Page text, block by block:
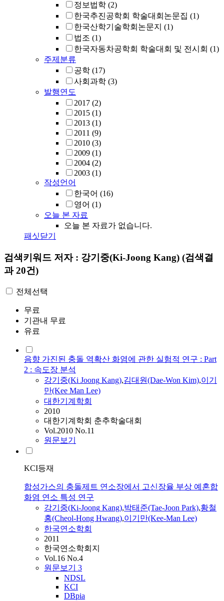
정보법학 (2)
한국추진공학회 학술대회논문집 (1)
한국산학기술학회논문지 (1)
법조 (1)
한국자동차공학회 학술대회 및 전시회 (1)
주제분류
공학 (17)
사회과학 (3)
발행연도
2017 (2)
2015 (1)
2013 (1)
2011 (9)
2010 (3)
2009 (1)
2004 (2)
2003 (1)
작성언어
한국어 (16)
영어 (1)
오늘 본 자료
오늘 본 자료가 없습니다.
패싯닫기
검색키워드 저자 : 강기중(Ki-Joong Kang) (검색결
과 20건)
전체선택
무료
기관내 무료
유료
음향 가진된 충돌 역확산 화염에 관한 실험적 연구 : Part
2 : 속도장 분석
강기중(Ki Joong Kang),김대원(Dae-Won Kim),이기
만(Kee Man Lee)
대한기계학회
2010
대한기계학회 춘추학술대회
Vol.2010 No.11
원문보기
KCI등재
합성가스의 충돌제트 연소장에서 고신장율 부상 예혼합
화염 연소 특성 연구
강기중(Ki-Joong Kang),박태준(Tae-Joon Park),황철
홍(Cheol-Hong Hwang),이기만(Kee-Man Lee)
한국연소학회
2011
한국연소학회지
Vol.16 No.4
원문보기 3
NDSL
KCI
DBpia